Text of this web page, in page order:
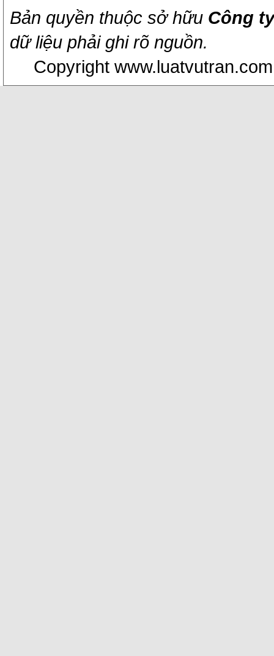
Bản quyền thuộc sở hữu Công
dữ liệu phải ghi rõ nguồn.
Copyright